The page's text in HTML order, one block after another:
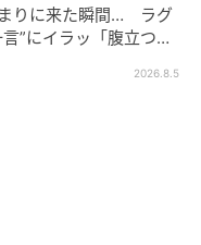
もに少しずつ落ち
な時期ではありま
りに来た瞬間… ラグ
”にイラッ「腹立つ
2026.8.5